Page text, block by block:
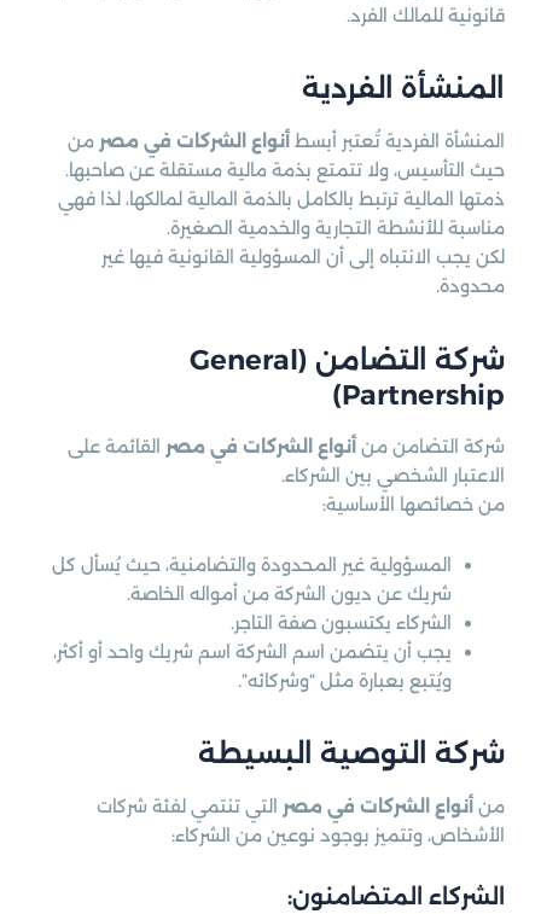
قانونية للمالك الفرد.
المنشأة الفردية
المنشأة الفردية تُعتبر أبسط أنواع الشركات في مصر من
حيث التأسيس، ولا تتمتع بذمة مالية مستقلة عن صاحبها.
ذمتها المالية ترتبط بالكامل بالذمة المالية لمالكها، لذا فهي
مناسبة للأنشطة التجارية والخدمية الصغيرة.
لكن يجب الانتباه إلى أن المسؤولية القانونية فيها غير
محدودة.
شركة التضامن (General
Partnership)
شركة التضامن من أنواع الشركات في مصر
القائمة على
الاعتبار الشخصي بين الشركاء.
من خصائصها الأساسية:
المسؤولية غير المحدودة والتضامنية، حيث يُسأل كل
شريك عن ديون الشركة من أمواله الخاصة.
الشركاء يكتسبون صفة التاجر.
يجب أن يتضمن اسم الشركة اسم شريك واحد أو أكثر،
ويُتبع بعبارة مثل “وشركائه”.
شركة التوصية البسيطة
من أنواع الشركات في مصر
التي تنتمي لفئة شركات
الأشخاص، وتتميز بوجود نوعين من الشركاء:
الشركاء المتضامنون: